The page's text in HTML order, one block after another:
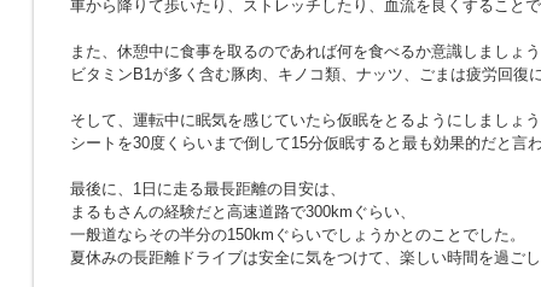
車から降りて歩いたり、ストレッチしたり、血流を良くすること
また、休憩中に食事を取るのであれば何を食べるか意識しましょ
ビタミンB1が多く含む豚肉、キノコ類、ナッツ、ごまは疲労回復
そして、運転中に眠気を感じていたら仮眠をとるようにしましょ
シートを30度くらいまで倒して15分仮眠すると最も効果的だと言
最後に、1日に走る最長距離の目安は、
まるもさんの経験だと高速道路で300kmぐらい、
一般道ならその半分の150kmぐらいでしょうかとのことでした。
夏休みの長距離ドライブは安全に気をつけて、楽しい時間を過ご